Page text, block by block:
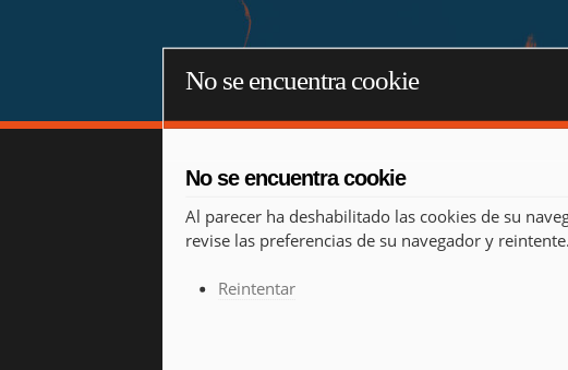
No se encuentra cookie
No se encuentra cookie
Al parecer ha deshabilitado las cookies de su
revise las preferencias de su navegador y reintente.
Reintentar